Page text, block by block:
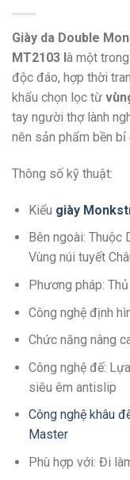
Giày da Double
MT2103 l à một
độc đáo, hợp thời
khẩu chọn lọc từ
tay người thợ lành
nên sản phẩm bền
Thông số kỹ thuật:
Kiểu giày
Bên ngoài: Thuộc
Vùng núi tuyết
Phương pháp:
Công nghệ định
Chức năng nâng
Công nghệ đế:
siêu êm antislip
Công nghệ khâu
Master
Phù hợp với: Đi